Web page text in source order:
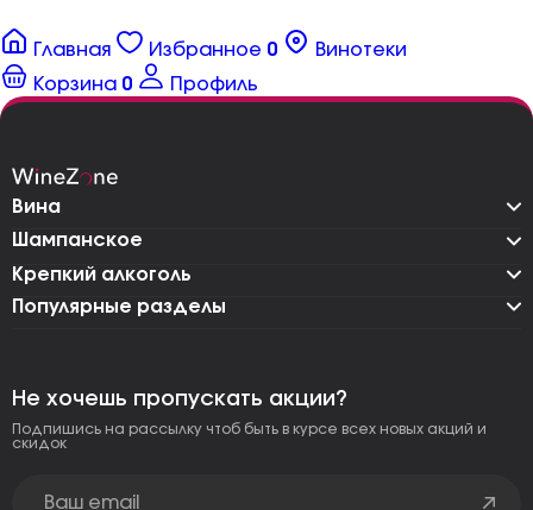
Главная Избранное 0
Винотеки
Корзина 0 Профиль
Вина
Шампанское
Крепкий алкоголь
Популярные разделы
Не хочешь пропускать акции?
Подпишись на рассылку чтоб быть в курсе всех новых акций и
скидок